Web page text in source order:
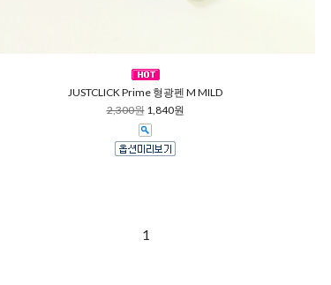
JUSTCLICK Prime 형광펜 M MILD
2,300원 1,840원
1